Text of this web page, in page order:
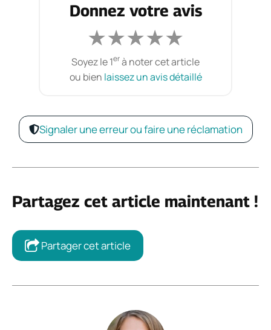
Donnez votre avis
★★★★★
Soyez le 1erà noter cet article
ou bien laissez un avis détaillé
Signaler une erreur ou faire une réclamation
Partagez cet article maintenant !
Partager cet article